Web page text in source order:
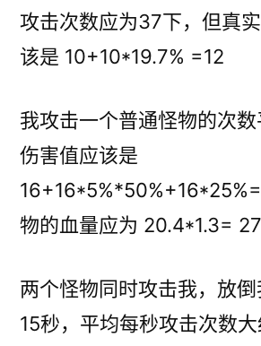
攻击次数应为37下，但真
该是 10+10*19.7% =12
我攻击一个普通怪物的次数
伤害值应该是
物的血量应为 20.4*1.3= 27
两个怪物同时攻击我，放
15秒，平均每秒攻击次数